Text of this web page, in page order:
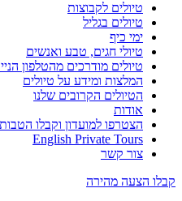
טיולים לקבוצות
טיולים בגליל
ימי כיף
טיולי חגים, טבע ואנשים
טיולים מודרכים מהטלפון הנייד
המלצות ומידע על טיולים
הטיולים הקרובים שלנו
אודות
הצטרפו למועדון וקבלו הטבות
English Private Tours
צור קשר
קבלו הצעה מהירה